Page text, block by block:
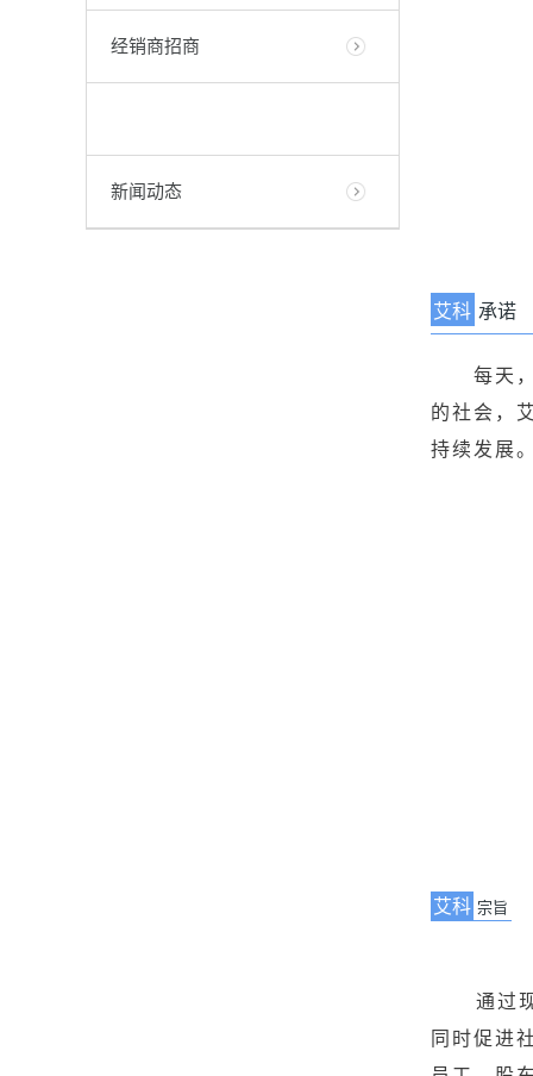
经销商招商
新闻动态
艾科 承诺
每天，
的社会，
持续发展
艾科 宗旨
通过
同时促进